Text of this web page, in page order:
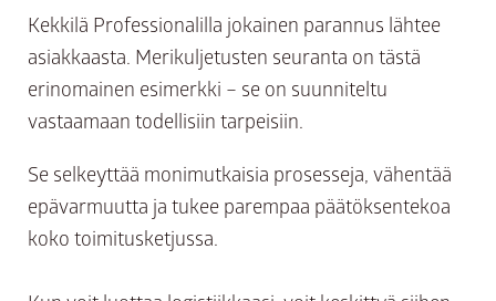
Kekkilä Professionalilla jokainen parannus lähtee
asiakkaasta. Merikuljetusten seuranta on tästä
erinomainen esimerkki – se on suunniteltu
vastaamaan todellisiin tarpeisiin.
Se selkeyttää monimutkaisia prosesseja, vähentää
epävarmuutta ja tukee parempaa päätöksentekoa
koko toimitusketjussa.